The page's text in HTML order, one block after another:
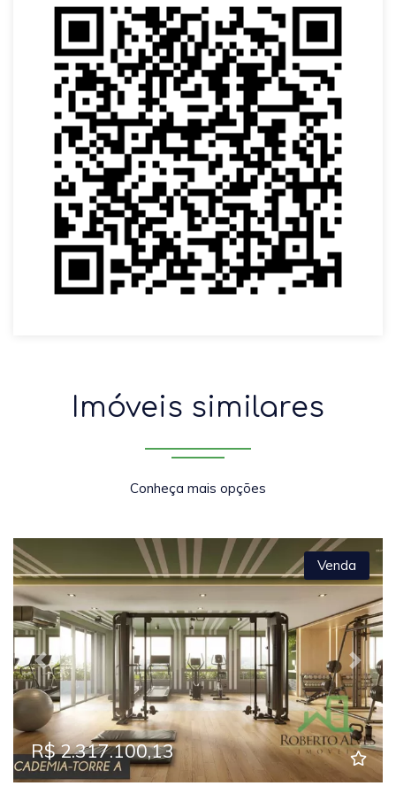
Imóveis similares
Conheça mais opções
Previous Next
Venda
R$ 2.317.100,13